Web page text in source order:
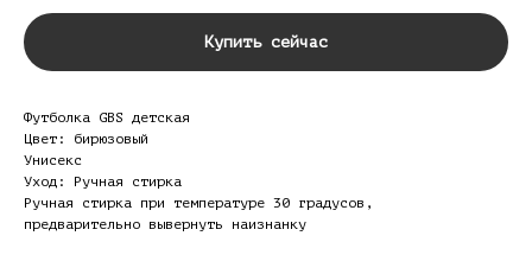
Купить сейчас
Футболка GBS детская
Цвет: бирюзовый
Унисекс
Уход: Ручная стирка
Ручная стирка при температуре 30 градусов,
предварительно вывернуть наизнанку